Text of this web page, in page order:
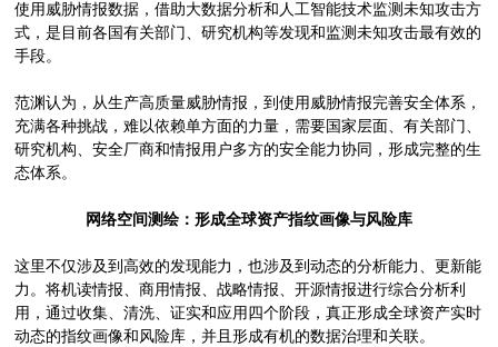
使用威胁情报数据，借助大数据分析和人工智能技术监测未知攻击方
式，是目前各国有关部门、研究机构等发现和监测未知攻击最有效的
手段。
范渊认为，从生产高质量威胁情报，到使用威胁情报完善安全体系，
充满各种挑战，难以依赖单方面的力量，需要国家层面、有关部门、
研究机构、安全厂商和情报用户多方的安全能力协同，形成完整的生
态体系。
网络空间测绘：形成全球资产指纹画像与风险库
这里不仅涉及到高效的发现能力，也涉及到动态的分析能力、更新能
力。将机读情报、商用情报、战略情报、开源情报进行综合分析利
用，通过收集、清洗、证实和应用四个阶段，真正形成全球资产实时
动态的指纹画像和风险库，并且形成有机的数据治理和关联。